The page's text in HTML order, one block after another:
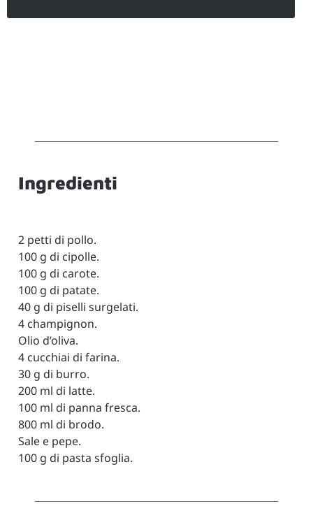
Ingredienti
2 petti di pollo.
100 g di cipolle.
100 g di carote.
100 g di patate.
40 g di piselli surgelati.
4 champignon.
Olio d’oliva.
4 cucchiai di farina.
30 g di burro.
200 ml di latte.
100 ml di panna fresca.
800 ml di brodo.
Sale e pepe.
100 g di pasta sfoglia.